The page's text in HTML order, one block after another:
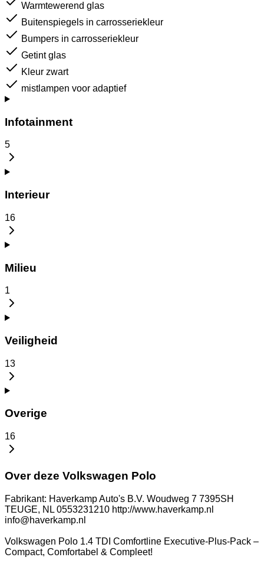
Warmtewerend glas
Buitenspiegels in carrosseriekleur
Bumpers in carrosseriekleur
Getint glas
Kleur zwart
mistlampen voor adaptief
Infotainment
5
Interieur
16
Milieu
1
Veiligheid
13
Overige
16
Over deze Volkswagen Polo
Fabrikant: Haverkamp Auto's B.V. Woudweg 7 7395SH
TEUGE, NL 0553231210 http://www.haverkamp.nl
info@haverkamp.nl
Volkswagen Polo 1.4 TDI Comfortline Executive-Plus-Pack –
Compact, Comfortabel & Compleet!